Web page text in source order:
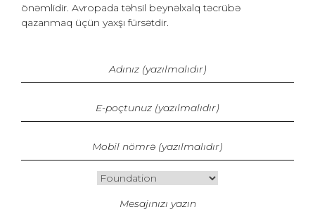
önəmlidir. Avropada təhsil beynəlxalq təcrübə
qazanmaq üçün yaxşı fürsətdir.